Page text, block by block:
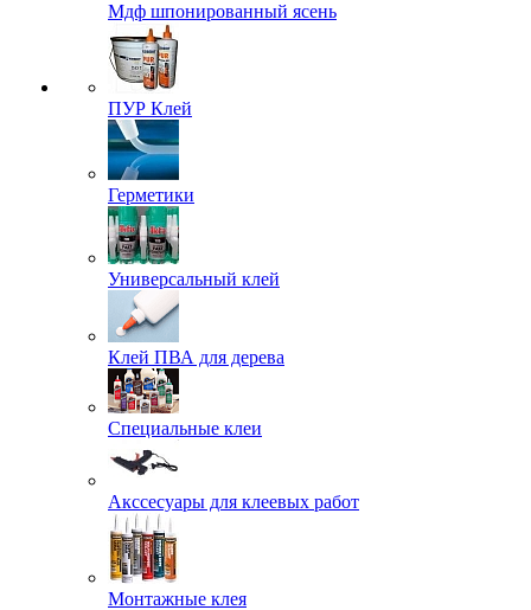
Мдф шпонированный ясень
ПУР Клей
Герметики
Универсальный клей
Клей ПВА для дерева
Специальные клеи
Акссесуары для клеевых работ
Монтажные клея